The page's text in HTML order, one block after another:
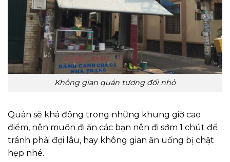
Không gian quán tương đối nhỏ
Quán sẽ khá đông trong những khung giờ cao
điểm, nên muốn đi ăn các bạn nên đi sớm 1 chút để
tránh phải đợi lâu, hay không gian ăn uống bị chật
hẹp nhé.